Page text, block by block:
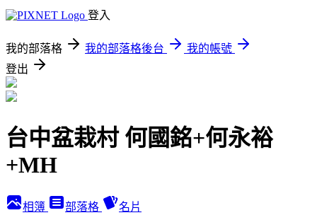
登入
我的部落格 我的部落格後台
我的帳號
登出
台中盆栽村 何國銘+何永裕
+MH
相簿 部落格 名片